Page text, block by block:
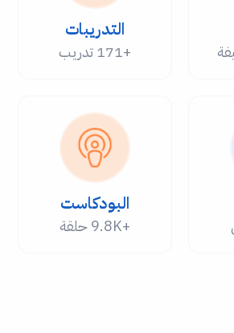
التدريبات
+171 تدريب
البودكاست
+9.8K حلقة